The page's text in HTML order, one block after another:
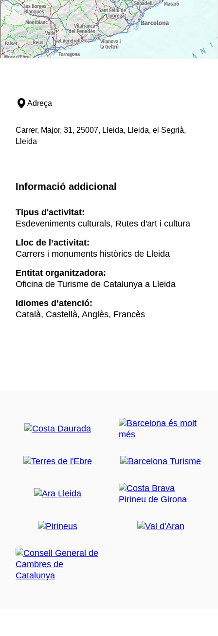
Adreça
Carrer, Major, 31, 25007, Lleida, Lleida, el Segrià,
Lleida
Informació addicional
Tipus d'activitat:
Esdeveniments culturals, Rutes d'art i cultura
Lloc de l’activitat:
Carrers i monuments històrics de Lleida
Entitat organitzadora:
Oficina de Turisme de Catalunya a Lleida
Idiomes d’atenció:
Català, Castellà, Anglès, Francès